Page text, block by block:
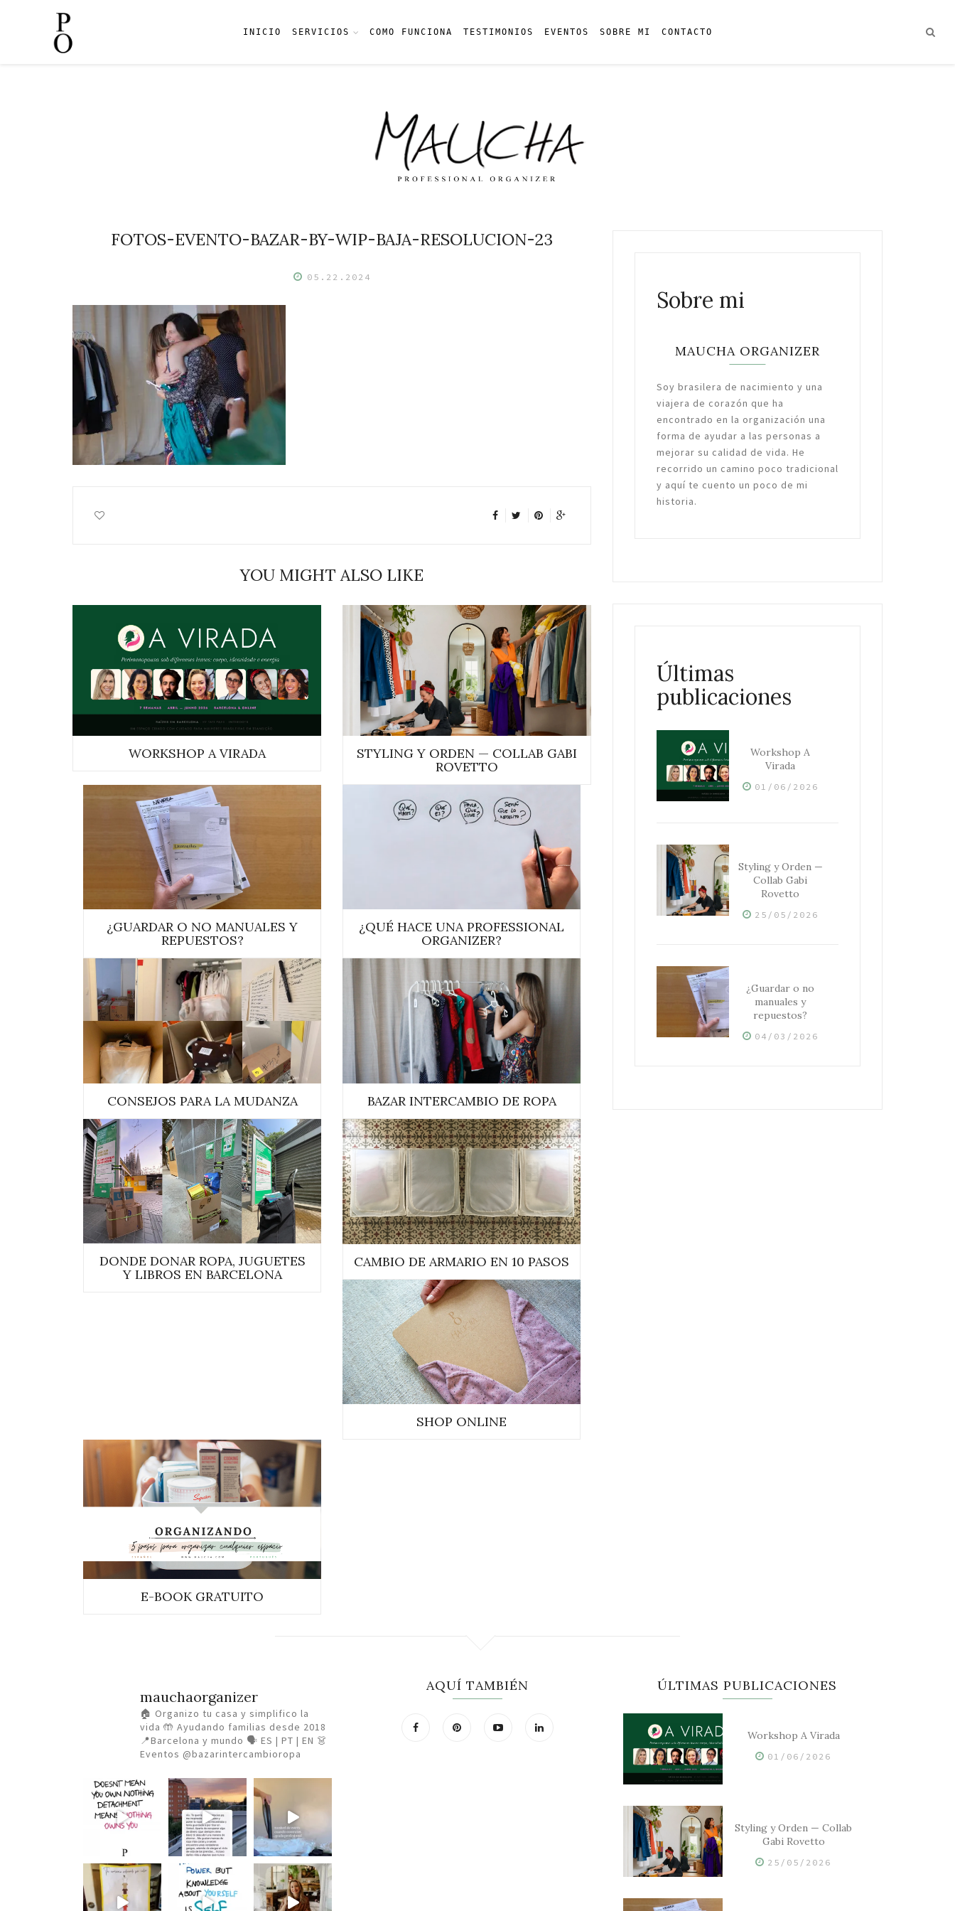
INICIO SERVICIOS COMO FUNCIONA TESTIMONIOS EVENTOS SOBRE MI CONTACTO
FOTOS-EVENTO-BAZAR-BY-WIP-BAJA-RESOLUCION-23
05.22.2024
YOU MIGHT ALSO LIKE
WORKSHOP A VIRADA
STYLING Y ORDEN — COLLAB GABI
ROVETTO
¿GUARDAR O NO MANUALES Y
REPUESTOS?
¿QUÉ HACE UNA PROFESSIONAL
ORGANIZER?
CONSEJOS PARA LA MUDANZA BAZAR INTERCAMBIO DE ROPA
DONDE DONAR ROPA, JUGUETES
Y LIBROS EN BARCELONA
CAMBIO DE ARMARIO EN 10 PASOS
SHOP ONLINE
E-BOOK GRATUITO
Sobre mi
MAUCHA ORGANIZER
Soy brasilera de nacimiento y una
viajera de corazón que ha
encontrado en la organización una
forma de ayudar a las personas a
mejorar su calidad de vida. He
recorrido un camino poco tradicional
y aquí te cuento un poco de mi
historia.
Últimas
publicaciones
Workshop A
Virada
01/06/2026
Styling y Orden —
Collab Gabi
Rovetto
25/05/2026
¿Guardar o no
manuales y
repuestos?
04/03/2026
mauchaorganizer
🏠 Organizo tu casa y simplifico la
vida 🤲 Ayudando familias desde 2018
📍Barcelona y mundo 🗣️ ES | PT | EN 👗
Eventos @bazarintercambioropa
AQUÍ TAMBIÉN ÚLTIMAS PUBLICACIONES
Workshop A Virada
01/06/2026
Styling y Orden — Collab
Gabi Rovetto
25/05/2026